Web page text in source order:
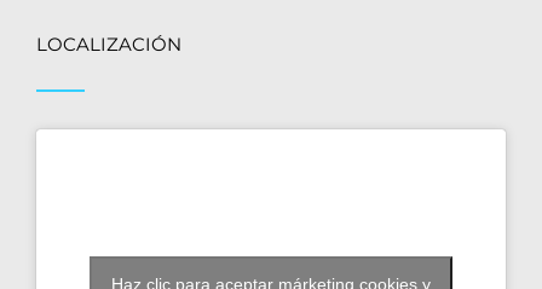
LOCALIZACIÓN
Haz clic para aceptar márketing cookies y